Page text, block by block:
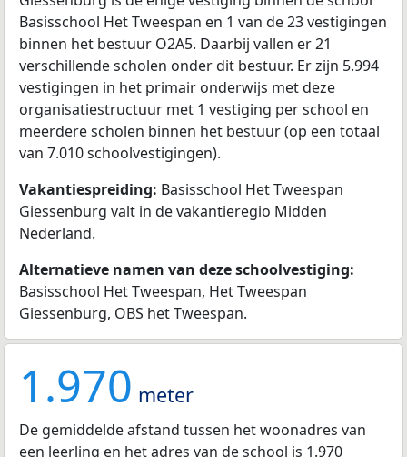
Basisschool Het Tweespan en 1 van de 23 vestigingen
binnen het bestuur O2A5. Daarbij vallen er 21
verschillende scholen onder dit bestuur. Er zijn 5.994
vestigingen in het primair onderwijs met deze
organisatiestructuur met 1 vestiging per school en
meerdere scholen binnen het bestuur (op een totaal
van 7.010 schoolvestigingen).
Vakantiespreiding: Basisschool Het Tweespan
Giessenburg valt in de vakantieregio Midden
Nederland.
Alternatieve namen van deze schoolvestiging:
Basisschool Het Tweespan, Het Tweespan
Giessenburg, OBS het Tweespan.
1.970 meter
De gemiddelde afstand tussen het woonadres van
een leerling en het adres van de school is 1.970